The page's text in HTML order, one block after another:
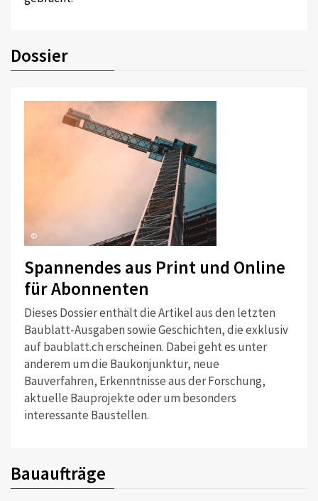
Dossier
©
Spannendes aus Print und Online
für Abonnenten
Dieses Dossier enthält die Artikel aus den letzten
Baublatt-Ausgaben sowie Geschichten, die exklusiv
auf baublatt.ch erscheinen. Dabei geht es unter
anderem um die Baukonjunktur, neue
Bauverfahren, Erkenntnisse aus der Forschung,
aktuelle Bauprojekte oder um besonders
interessante Baustellen.
Bauaufträge